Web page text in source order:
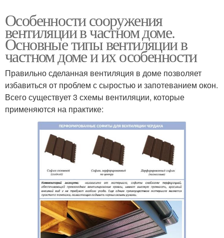
Особенности сооружения
вентиляции в частном доме.
Основные типы вентиляции в
частном доме и их особенности
Правильно сделанная вентиляция в доме позволяет
избавиться от проблем с сыростью и запотеванием окон.
Всего существует 3 схемы вентиляции, которые
применяются на практике: